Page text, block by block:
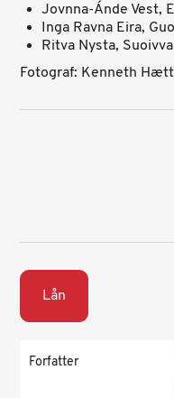
Jovnna-Ánde Vest,
Inga Ravna Eira,
Ritva Nysta,
Fotograf: Kenneth
Lån
Forfatter